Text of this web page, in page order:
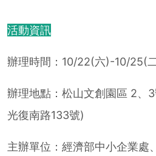
活動資訊
辦理時間：10/22(六)-10/25(
辦理地點：松山文創園區 2、
光復南路133號)
主辦單位：經濟部中小企業處